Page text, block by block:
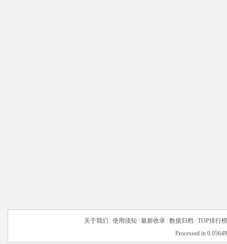
关于我们 使用须知 最新收录| 数据归档| TOP排行榜
Processed in